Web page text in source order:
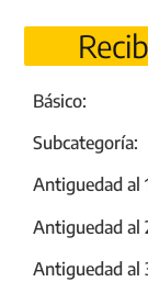
Básico:
Subcategoría:
Antiguedad al
Antiguedad al
Antiguedad al